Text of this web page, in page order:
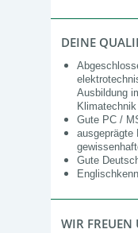
DEINE
Ausbildung
Klimatechnik
Gute PC /
ausgeprägte
Gute
WIR FREUEN